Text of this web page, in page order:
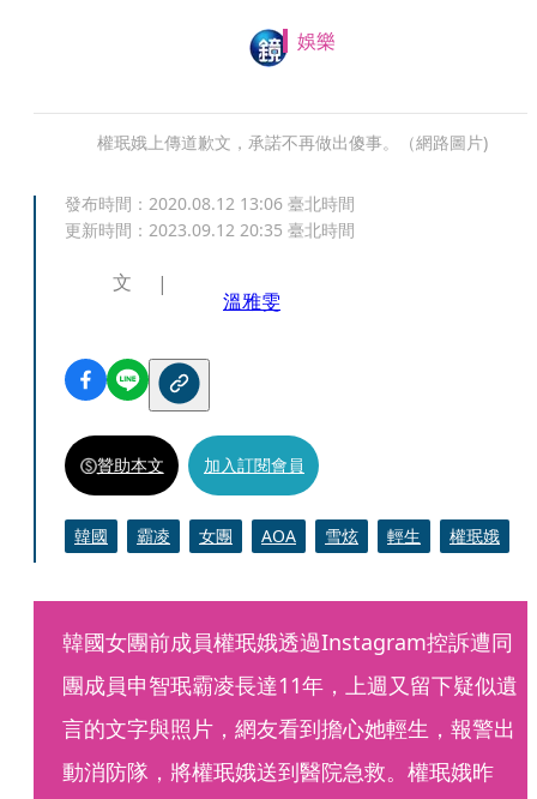
娛樂
權珉娥上傳道歉文，承諾不再做出傻事。（網路圖片)
發布時間： 2020.08.12 13:06 臺北時間
更新時間： 2023.09.12 20:35 臺北時間
文
溫雅雯
贊助本文 加入訂閱會員
韓國 霸凌 女團 AOA 雪炫 輕生 權珉娥
韓國女團前成員權珉娥透過Instagram控訴遭同
團成員申智珉霸凌長達11年，上週又留下疑似遺
言的文字與照片，網友看到擔心她輕生，報警出
動消防隊，將權珉娥送到醫院急救。權珉娥昨